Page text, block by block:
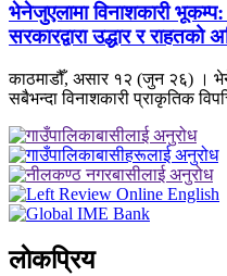
भेनेजुएलामा विनाशकारी
सरकारद्वारा उद्धार र राहतको
काठमाडौँ, असार १२ (जुन २६) ।
सबैभन्दा विनाशकारी प्राकृतिक
लाेकप्रिय